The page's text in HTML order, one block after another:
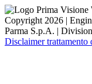
Copyright 2026 |
Parma S.p.A. |
Disclaimer trattamento